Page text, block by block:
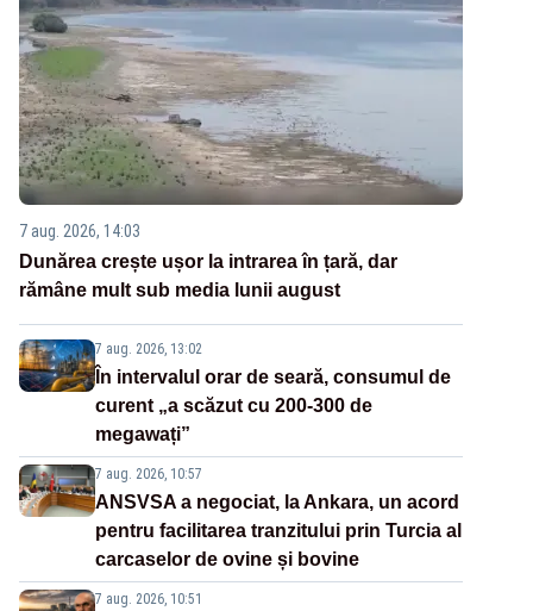
7 aug. 2026, 14:03
Dunărea crește ușor la intrarea în țară, dar
rămâne mult sub media lunii august
7 aug. 2026, 13:02
În intervalul orar de seară, consumul de
curent „a scăzut cu 200-300 de
megawați”
7 aug. 2026, 10:57
ANSVSA a negociat, la Ankara, un acord
pentru facilitarea tranzitului prin Turcia al
carcaselor de ovine și bovine
7 aug. 2026, 10:51